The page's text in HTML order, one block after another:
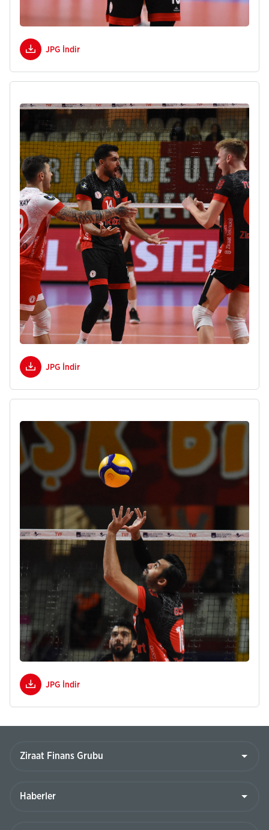
JPG İndir
JPG İndir
JPG İndir